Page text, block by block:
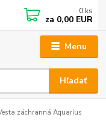
Menu
Hľadať
0 ks
za 0,00 EUR
záchranná Aquarius